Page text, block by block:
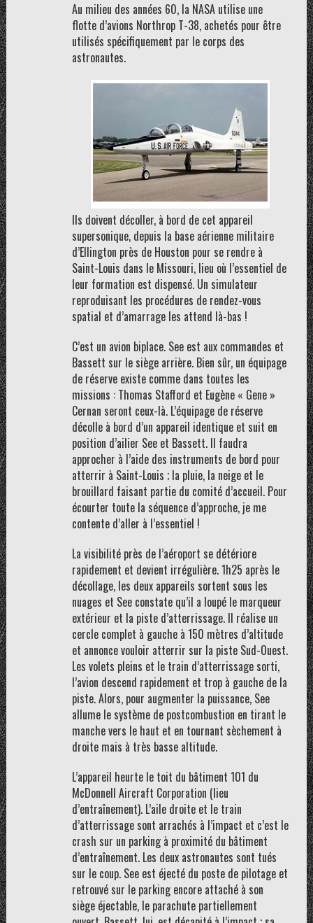
Au milieu des années 60, la NASA utilise une
flotte d’avions Northrop T-38, achetés pour être
utilisés spécifiquement par le corps des
astronautes.
Ils doivent décoller, à bord de cet appareil
supersonique, depuis la base aérienne militaire
d’Ellington près de Houston pour se rendre à
Saint-Louis dans le Missouri, lieu où l’essentiel de
leur formation est dispensé. Un simulateur
reproduisant les procédures de rendez-vous
spatial et d’amarrage les attend là-bas !
C’est un avion biplace. See est aux commandes et
Bassett sur le siège arrière. Bien sûr, un équipage
de réserve existe comme dans toutes les
missions : Thomas Stafford et Eugène « Gene »
Cernan seront ceux-là. L’équipage de réserve
décolle à bord d’un appareil identique et suit en
position d’ailier See et Bassett. Il faudra
approcher à l’aide des instruments de bord pour
atterrir à Saint-Louis ; la pluie, la neige et le
brouillard faisant partie du comité d’accueil. Pour
écourter toute la séquence d’approche, je me
contente d’aller à l’essentiel !
La visibilité près de l’aéroport se détériore
rapidement et devient irrégulière. 1h25 après le
décollage, les deux appareils sortent sous les
nuages et See constate qu’il a loupé le marqueur
extérieur et la piste d’atterrissage. Il réalise un
cercle complet à gauche à 150 mètres d’altitude
et annonce vouloir atterrir sur la piste Sud-Ouest.
Les volets pleins et le train d’atterrissage sorti,
l’avion descend rapidement et trop à gauche de la
piste. Alors, pour augmenter la puissance, See
allume le système de postcombustion en tirant le
manche vers le haut et en tournant sèchement à
droite mais à très basse altitude.
L’appareil heurte le toit du bâtiment 101 du
McDonnell Aircraft Corporation (lieu
d’entraînement). L’aile droite et le train
d’atterrissage sont arrachés à l’impact et c’est le
crash sur un parking à proximité du bâtiment
d’entraînement. Les deux astronautes sont tués
sur le coup. See est éjecté du poste de pilotage et
retrouvé sur le parking encore attaché à son
siège éjectable, le parachute partiellement